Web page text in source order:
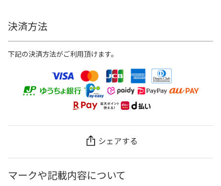
決済方法
下記の決済方法がご利用頂けます。
シェアする
マークや記載内容について